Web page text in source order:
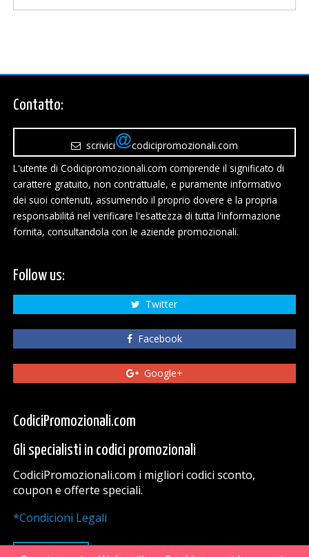
Contatto:
scrivici
codicipromozionali.com
L'utente di Codicipromozionali.com comprende il significato di
carattere gratuito, non contrattuale, e puramente informativo
dei suoi contenuti, assumendo il proprio dovere e la propria
responsabilitá nel verificare l'esattezza di tutta l'informazione
fornita, consultandola con le aziende promozionali.
Follow us:
Twitter
Facebook
Google+
CodiciPromozionali.com
Gli specialisti in codici promozionali
CodiciPromozionali.com i migliori codici sconto,
coupon e offerte speciali.
*Condicioni Legali
VAI SU